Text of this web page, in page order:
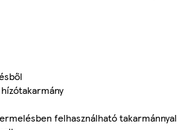
felhasználható takarmánnyal